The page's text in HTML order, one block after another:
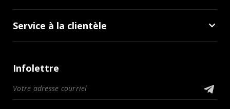
Service à la clientèle
Infolettre